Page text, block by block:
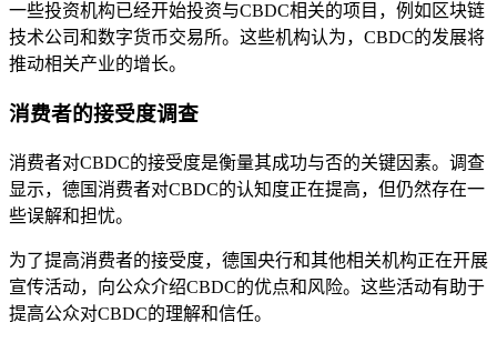
一些投资机构已经开始投资与CBDC相关的项目，例如区块链
技术公司和数字货币交易所。这些机构认为，CBDC的发展将
推动相关产业的增长。
消费者的接受度调查
消费者对CBDC的接受度是衡量其成功与否的关键因素。调查
显示，德国消费者对CBDC的认知度正在提高，但仍然存在一
些误解和担忧。
为了提高消费者的接受度，德国央行和其他相关机构正在开展
宣传活动，向公众介绍CBDC的优点和风险。这些活动有助于
提高公众对CBDC的理解和信任。